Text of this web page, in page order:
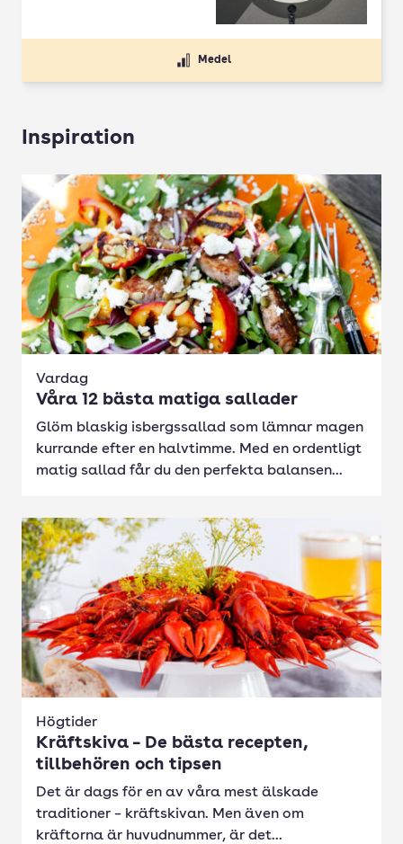
Medel
Inspiration
Vardag
Våra 12 bästa matiga sallader
Glöm blaskig isbergssallad som lämnar magen
kurrande efter en halvtimme. Med en ordentligt
matig sallad får du den perfekta balansen...
Högtider
Kräftskiva – De bästa recepten,
tillbehören och tipsen
Det är dags för en av våra mest älskade
traditioner – kräftskivan. Men även om
kräftorna är huvudnummer, är det...